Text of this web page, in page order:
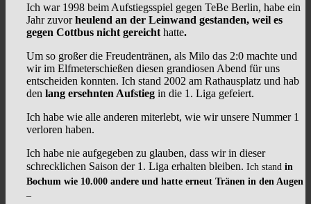
Ich war 1998 beim Aufstiegsspiel gegen TeBe Berlin, habe ein
Jahr zuvorheulend an der Leinwand gestanden, weil es
gegen Cottbus nicht gereicht hatte.
Um so großer die Freudentränen, als Milo das 2:0 machte und
wir im Elfmeterschießen diesen grandiosen Abend für uns
entscheiden konnten. Ich stand 2002 am Rathausplatz und hab
den lang ersehnten Aufstieg in die 1. Liga gefeiert.
Ich habe wie alle anderen miterlebt, wie wir unsere Nummer 1
verloren haben.
Ich habe nie aufgegeben zu glauben, dass wir in dieser
schrecklichen Saison der 1. Liga erhalten bleiben. Ich stand in
Bochum wie 10.000 andere und hatte erneut Tränen in den Augen
–